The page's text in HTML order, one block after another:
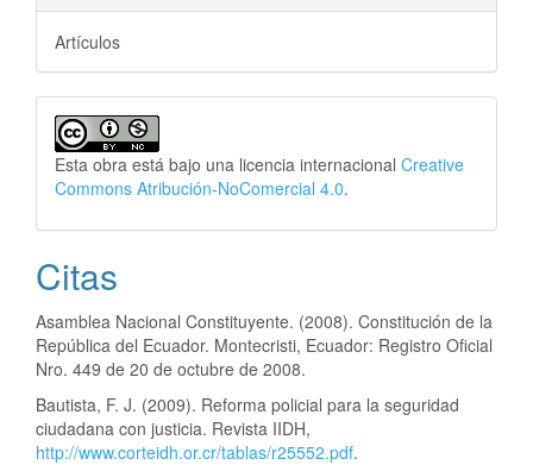
Artículos
Esta obra está bajo una licencia internacional Creative
Commons Atribución-NoComercial 4.0.
Citas
Asamblea Nacional Constituyente. (2008). Constitución de la
República del Ecuador. Montecristi, Ecuador: Registro Oficial
Nro. 449 de 20 de octubre de 2008.
Bautista, F. J. (2009). Reforma policial para la seguridad
ciudadana con justicia. Revista IIDH,
http://www.corteidh.or.cr/tablas/r25552.pdf.